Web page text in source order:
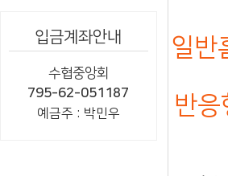
입금계좌안내
수협중앙회
795-62-051187
예금주 : 박민우
일반
반